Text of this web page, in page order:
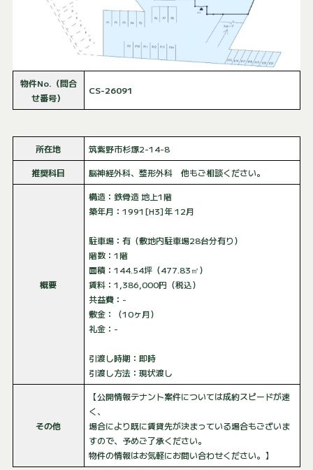
物件No.（問合
せ番号）
CS-26091
所在地
筑紫野市杉塚2-14-8
推奨科目
脳神経外科、整形外科 他もご相談ください。
概要
構造：鉄骨造 地上1階
築年月：1991[H3]年 12月
駐車場：有（敷地内駐車場28台分有り）
階数：1階
面積：144.54坪（477.83㎡）
賃料：1,386,000円（税込）
共益費：-
敷金：（10ヶ月）
礼金：-
引渡し時期：即時
引渡し方法：現状渡し
その他
【公開情報テナント案件については成約スピードが速
く、
場合により既に賃貸先が決まっている場合もございま
すので、予めご了承ください。
物件の情報はお気軽にお問い合わせください。】